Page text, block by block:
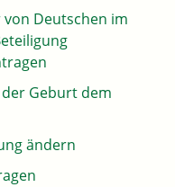
Deutschen im
Geburt dem
ändern